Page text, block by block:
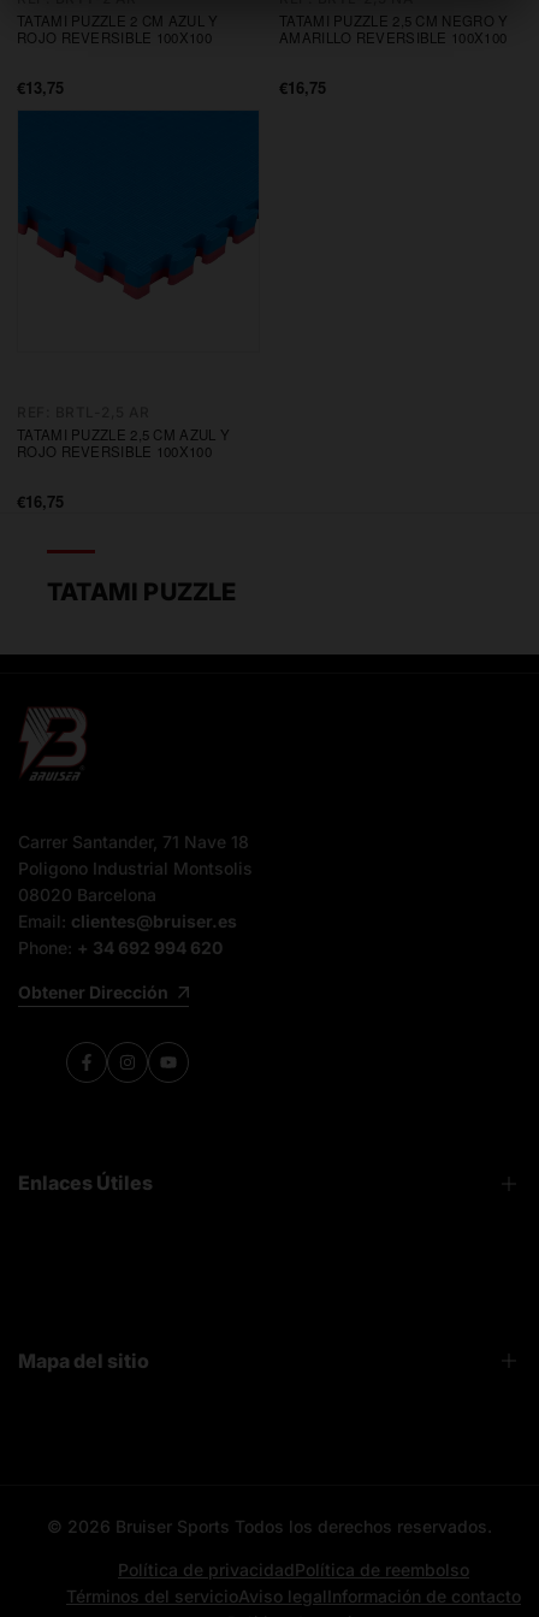
TATAMI PUZZLE 2 CM AZUL Y
ROJO REVERSIBLE 100X100
Precio
de
€13,75
TATAMI PUZZLE 2,5 CM NEGRO Y
AMARILLO REVERSIBLE 100X100
Precio
€16,75
TATAMI PUZZLE 2,5 CM AZUL Y
ROJO REVERSIBLE 100X100
Precio
€16,75
TATAMI PUZZLE
Carrer Santander, 71 Nave 18
Poligono Industrial Montsolis
08020 Barcelona
Email: clientes@bruiser.es
Phone: + 34 692 994 620
Obtener Dirección
FacebookInstagramYouTube
Enlaces Útiles
Contacto
Mapa del sitio
All categories
All products
Contacto
© 2026 Bruiser Sports Todos los derechos reservados.
Política de privacidadPolítica de reembolso
Términos del servicioAviso legalInformación de contacto